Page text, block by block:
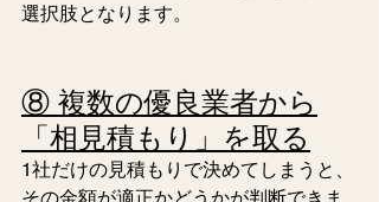
選択肢となります。
⑧ 複数の優良業者から
「相見積もり」を取る
1社だけの見積もりで決めてしまうと、